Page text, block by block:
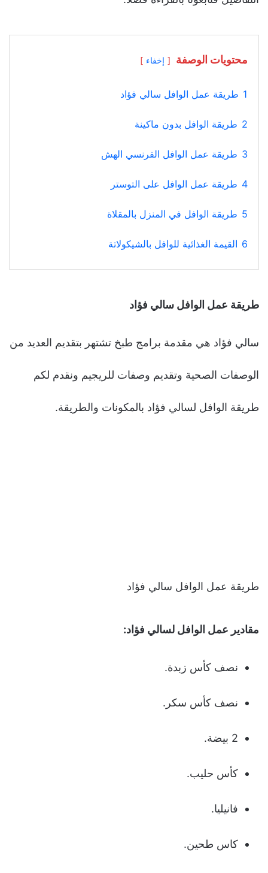
محتويات الوصفة إخفاء
1 طريقة عمل الوافل سالي فؤاد
2 طريقة الوافل بدون ماكينة
3 طريقة عمل الوافل الفرنسي الهش
4 طريقة عمل الوافل على التوستر
5 طريقة الوافل في المنزل بالمقلاة
6 القيمة الغذائية للوافل بالشيكولاتة
طريقة عمل الوافل سالي فؤاد
سالي فؤاد هي مقدمة برامج طبخ تشتهر بتقديم العديد من
الوصفات الصحية وتقديم وصفات للريجيم ونقدم لكم
طريقة الوافل لسالي فؤاد بالمكونات والطريقة.
طريقة عمل الوافل سالي فؤاد
مقادير عمل الوافل لسالي فؤاد:
نصف كأس زبدة.
نصف كأس سكر.
2 بيضة.
كأس حليب.
فانيليا.
كاس طحين.